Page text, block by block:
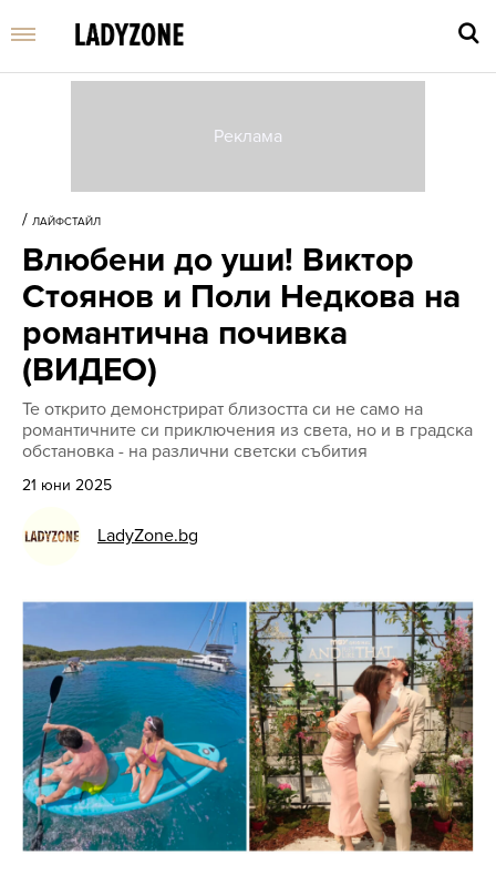
Enter
/ ЛАЙФСТАЙЛ
Влюбени до уши! Виктор
Стоянов и Поли Недкова на
романтична почивка
(ВИДЕО)
Те открито демонстрират близостта си не само на
романтичните си приключения из света, но и в градска
обстановка - на различни светски събития
21 юни 2025
LadyZone.bg